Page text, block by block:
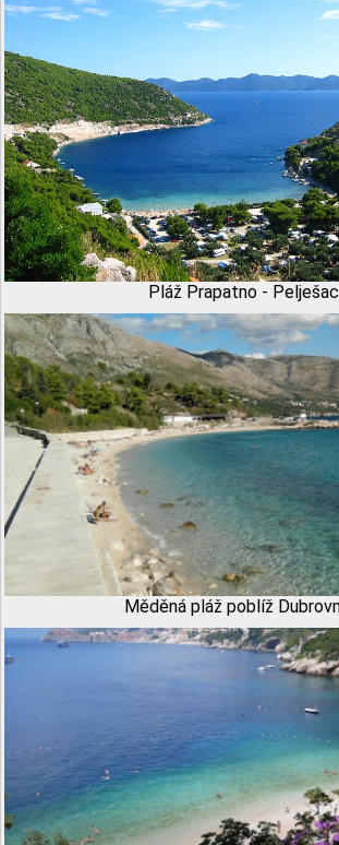
Pláž Prapatno - Pelješac
Měděná pláž poblíž